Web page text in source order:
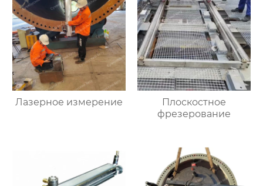
Лазерное измерение
Плоскостное
фрезерование